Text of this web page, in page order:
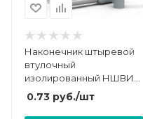
Наконечник штыревой
втулочный
изолированный НШВИ
0.75-8 TOKOV ELECTRIC
TKE-NSVI-0.75-8-C06/100
0.73 руб./шт